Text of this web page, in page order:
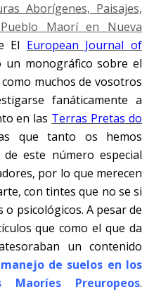
Aborígenes, Paisajes,
Maorí en Nueva
El European Journal of
un monográfico sobre el
muchos de vosotros
fanáticamente a
en las Terras Pretas do
que tanto os hemos
este número especial
por lo que merecen
con tintes que no se si
psicológicos. A pesar de
que como el que da
un contenido
manejo de suelos en los
Maoríes Preuropeos.